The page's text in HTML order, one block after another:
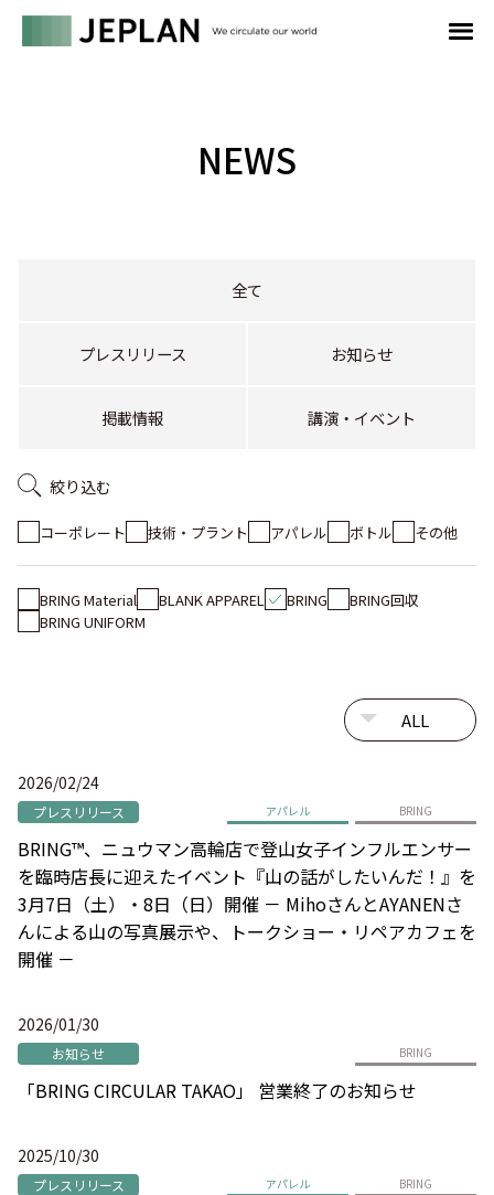
NEWS
全て
プレスリリース お知らせ
掲載情報 講演・イベント
絞り込む
コーポレート 技術・プラント アパレル ボトル その他
BRING Material BLANK APPAREL BRING
BRING回収
BRING UNIFORM
2026/02/24
プレスリリース アパレル BRING
BRING™、ニュウマン高輪店で登山女子インフルエンサー
を臨時店長に迎えたイベント『山の話がしたいんだ！』を
3月7日（土）・8日（日）開催 － MihoさんとAYANENさ
んによる山の写真展示や、トークショー・リペアカフェを
開催 －
2026/01/30
お知らせ BRING
「BRING CIRCULAR TAKAO」 営業終了のお知らせ
2025/10/30
プレスリリース アパレル BRING